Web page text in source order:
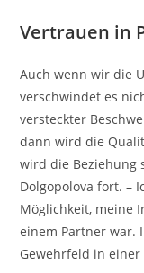
Vertrauen in
Auch wenn wir die
verschwindet es
versteckter
dann wird die
wird die Beziehung
Dolgopolova fort. –
Möglichkeit, meine
einem Partner war.
Gewehrfeld in einer